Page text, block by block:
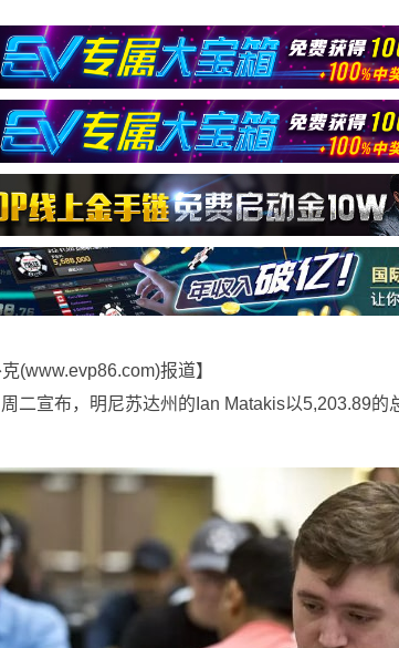
克(www.evp86.com)报道】
二宣布，明尼苏达州的Ian Matakis以5,203.89